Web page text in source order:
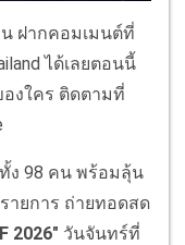
ฝากคอมเมนต์ที่
ได้เลยตอนนี้
งใคร ติดตามที่
ง 98 คน พร้อมลุ้น
ายการ ถ่ายทอดสด
2026" วันจันทร์ที่